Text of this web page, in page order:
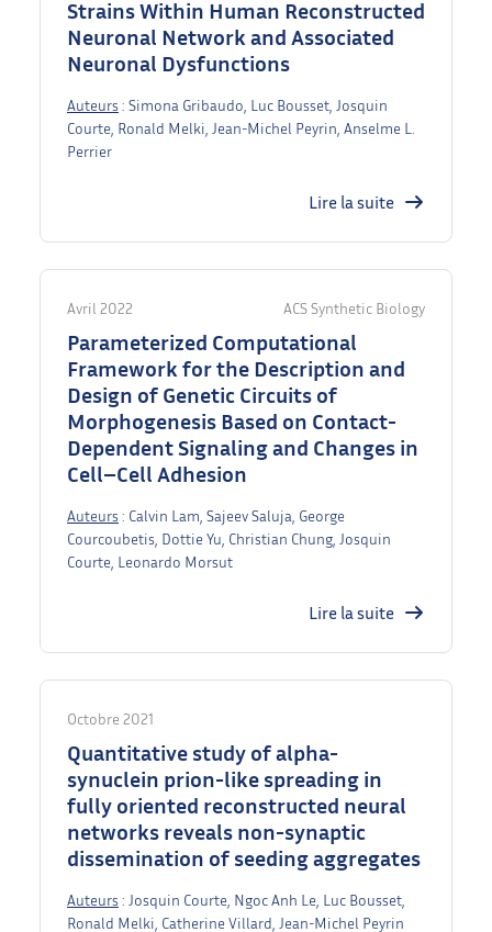
Strains Within Human Reconstructed
Neuronal Network and Associated
Neuronal Dysfunctions
Auteurs : Simona Gribaudo, Luc Bousset, Josquin
Courte, Ronald Melki, Jean-Michel Peyrin, Anselme L.
Perrier
Lire la suite
Avril 2022 ACS Synthetic Biology
Parameterized Computational
Framework for the Description and
Design of Genetic Circuits of
Morphogenesis Based on Contact-
Dependent Signaling and Changes in
Cell–Cell Adhesion
Auteurs : Calvin Lam, Sajeev Saluja, George
Courcoubetis, Dottie Yu, Christian Chung, Josquin
Courte, Leonardo Morsut
Lire la suite
Octobre 2021
Quantitative study of alpha-
synuclein prion-like spreading in
fully oriented reconstructed neural
networks reveals non-synaptic
dissemination of seeding aggregates
Auteurs : Josquin Courte, Ngoc Anh Le, Luc Bousset,
Ronald Melki, Catherine Villard, Jean-Michel Peyrin